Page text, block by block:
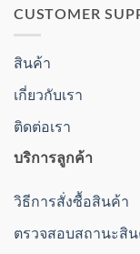
CUSTOMER
สินค้า
เกี่ยวกับเรา
ติดต่อเรา
บริการลูกค้า
วิธีการสั่งซื้อสินค้า
ตรวจสอบสถานะสิ